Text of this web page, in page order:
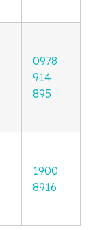
0978
914
895
1900
8916